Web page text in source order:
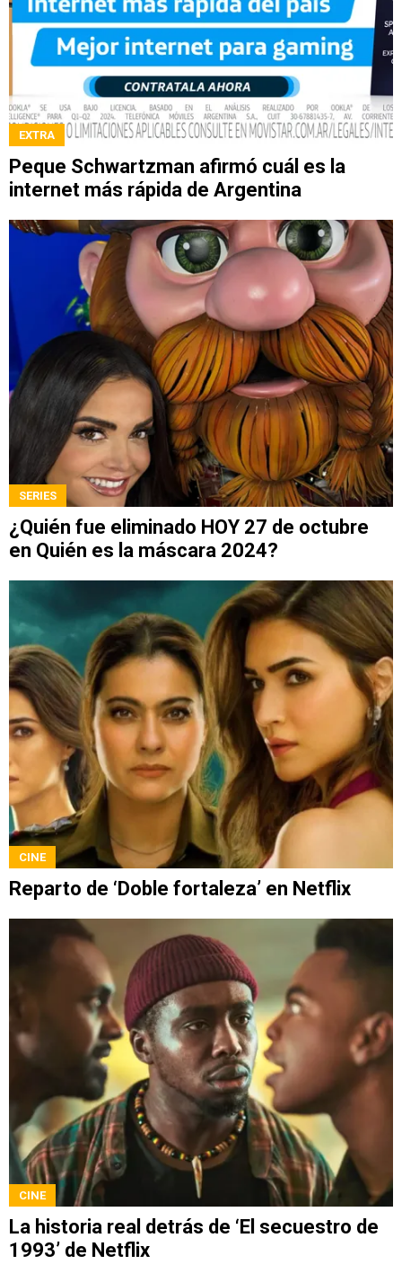
EXTRA
Peque Schwartzman afirmó cuál es la
internet más rápida de Argentina
SERIES
¿Quién fue eliminado HOY 27 de octubre
en Quién es la máscara 2024?
CINE
Reparto de ‘Doble fortaleza’ en Netflix
CINE
La historia real detrás de ‘El secuestro de
1993’ de Netflix